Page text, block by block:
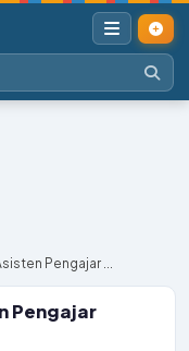
Pengajar ...
Pengajar